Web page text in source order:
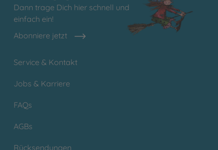
Dann trage Dich hier schnell und
einfach ein!
Abonniere jetzt
Service & Kontakt
Jobs & Karriere
FAQs
AGBs
Rücksendungen